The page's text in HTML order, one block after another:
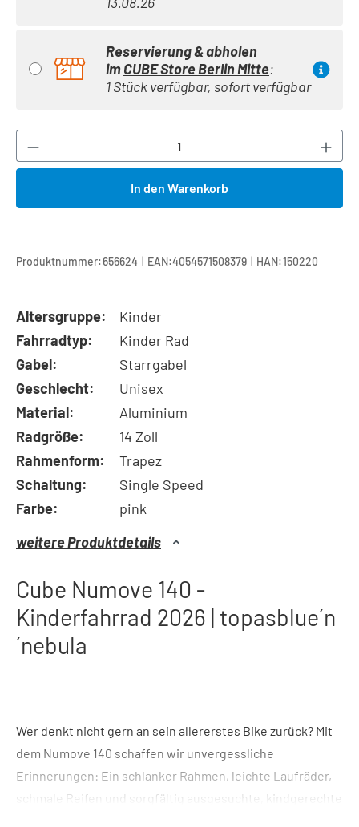
Reservierung & abholen
imCUBE Store Berlin Mitte:
1 Stück verfügbar, sofort verfügbar
Produkt Anzahl: Gib den gewünschten
In den Warenkorb
Produktnummer:656624 | EAN:4054571508379 | HAN:150220
Altersgruppe:
Kinder
Fahrradtyp:
Kinder Rad
Gabel:
Starrgabel
Geschlecht:
Unisex
Material:
Aluminium
Radgröße:
14 Zoll
Rahmenform:
Trapez
Schaltung:
Single Speed
Farbe:
pink
weitere Produktdetails
Cube Numove 140 -
Kinderfahrrad 2026 | topasblue´n
´nebula
Wer denkt nicht gern an sein allererstes Bike zurück? Mit
dem Numove 140 schaffen wir unvergessliche
Erinnerungen: Ein schlanker Rahmen, leichte Laufräder,
schmale Reifen und sorgfältig ausgesuchte, kindgerechte